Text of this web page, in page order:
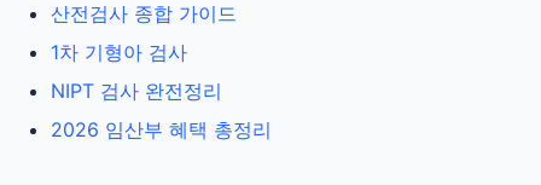
산전검사 종합 가이드
1차 기형아 검사
NIPT 검사 완전정리
2026 임산부 혜택 총정리